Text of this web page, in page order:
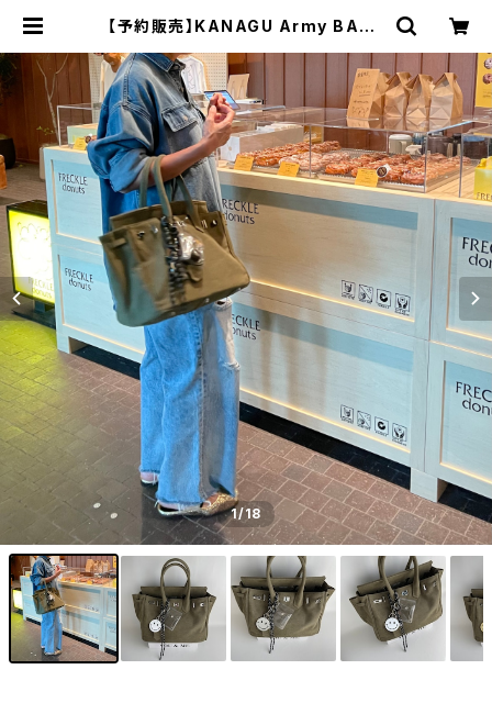
【予約販売】KANAGU Army BAG /
m | meong blue
1/18